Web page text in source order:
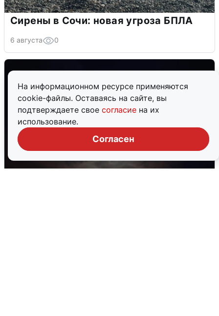
На информационном ресурсе применяются
cookie-файлы. Оставаясь на сайте, вы
подтверждаете свое согласие на их
использование.
Согласен
Сирены в Сочи: новая угроза БПЛА
6 августа 0